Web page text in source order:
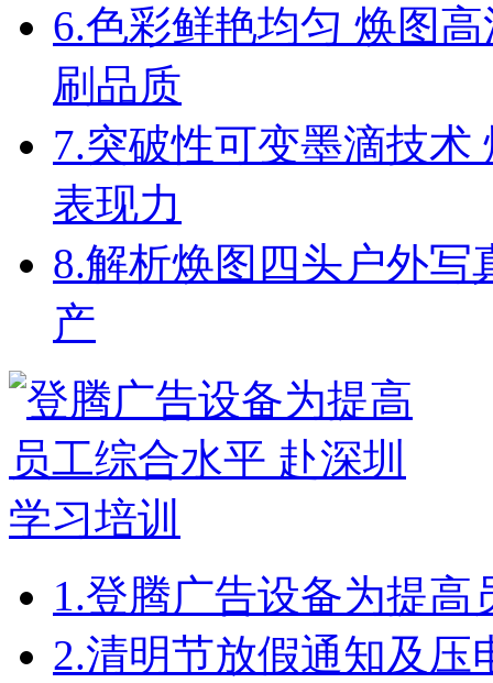
6.色彩鲜艳均匀 焕图
刷品质
7.突破性可变墨滴技术
表现力
8.解析焕图四头户外写
产
1.登腾广告设备为提高
2.清明节放假通知及压